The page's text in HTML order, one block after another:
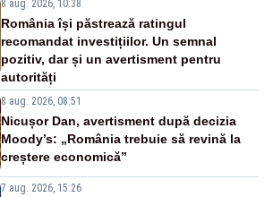
8 aug. 2026, 10:38
România își păstrează ratingul
recomandat investițiilor. Un semnal
pozitiv, dar și un avertisment pentru
autorități
8 aug. 2026, 08:51
Nicușor Dan, avertisment după decizia
Moody’s: „România trebuie să revină la
creștere economică”
7 aug. 2026, 15:26